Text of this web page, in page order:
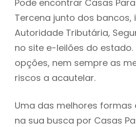
Pode encontrar Casas
Tercena junto dos bancos,
Autoridade Tributária,
no site e-leilões do
opções, nem sempre as
riscos a acautelar.
Uma das melhores formas
na sua busca por Casas